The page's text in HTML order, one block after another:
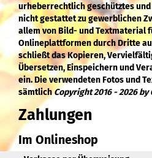
urheberrechtlich geschütztes
nicht gestattet zu gewerblichen
allem von Bild- und Textmaterial
Onlineplattformen durch Dritte
schließt das Kopieren,
Übersetzen, Einspeichern und
ein. Die verwendeten Fotos und
sämtlichCopyright 2016 - 2026 by
Zahlungen
Im Onlineshop